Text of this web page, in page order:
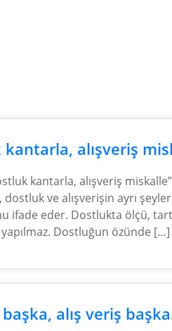
kantarla, alışveriş
kantarla, alışveriş miskalle”
dostluk ve alışverişin ayrı şeyler
ifade eder. Dostlukta ölçü,
yapılmaz. Dostluğun özünde […]
alış veriş